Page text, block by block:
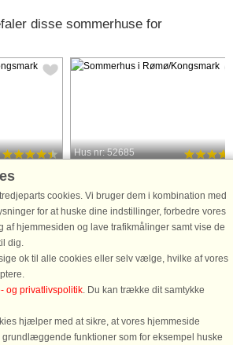
disse sommerhuse for
med
sauna
du rejser
stor gruppe
på
Hus nr: 52685
18 personer, 249 m²
350 m til kyst.
Dejligt sommerhus med
beliggende kun 350 meter fra vandet
er perfekt til at nyde en ferie med
personer, ...
cookies. Vi bruger dem i kombination med
for at huske dine indstillinger, forbedre vores
af hjemmesiden og lave trafikmålinger samt vise de
dig.
ok til alle cookies eller selv vælge, hvilke af vores
og privatlivspolitik. Du kan trække dit samtykke
hjælper med at sikre, at vores hjemmeside
funktioner som for eksempel huske